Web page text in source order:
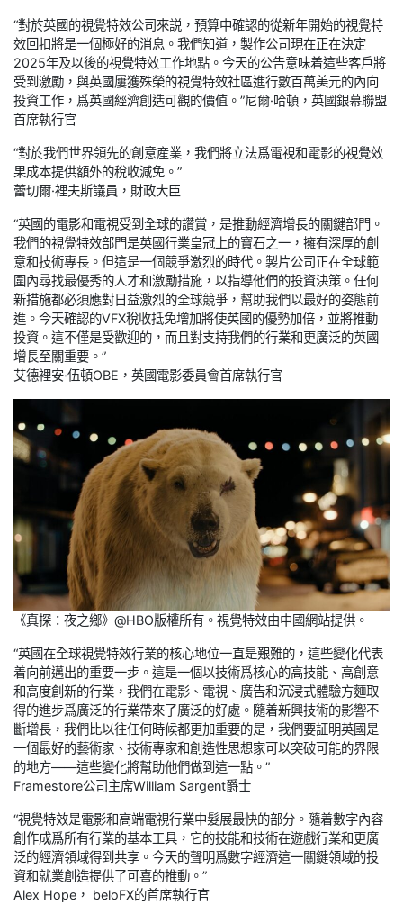
“對於英國的視覺特效公司來説，預算中確認的從新年開始的視覺特
效回扣將是一個極好的消息。我們知道，製作公司現在正在決定
2025年及以後的視覺特效工作地點。今天的公告意味着這些客戶將
受到激勵，與英國屢獲殊榮的視覺特效社區進行數百萬美元的內向
投資工作，爲英國經濟創造可觀的價值。”尼爾·哈頓，英國銀幕聯盟
首席執行官
“對於我們世界領先的創意産業，我們將立法爲電視和電影的視覺效
果成本提供額外的稅收減免。”
蕾切爾·裡夫斯議員，財政大臣
“英國的電影和電視受到全球的讚賞，是推動經濟增長的關鍵部門。
我們的視覺特效部門是英國行業皇冠上的寶石之一，擁有深厚的創
意和技術專長。但這是一個競爭激烈的時代。製片公司正在全球範
圍內尋找最優秀的人才和激勵措施，以指導他們的投資決策。任何
新措施都必須應對日益激烈的全球競爭，幫助我們以最好的姿態前
進。今天確認的VFX稅收抵免增加將使英國的優勢加倍，並將推動
投資。這不僅是受歡迎的，而且對支持我們的行業和更廣泛的英國
增長至關重要。”
艾德裡安·伍頓OBE，英國電影委員會首席執行官
《真探：夜之鄉》@HBO版權所有。視覺特效由中國網站提供。
“英國在全球視覺特效行業的核心地位一直是艱難的，這些變化代表
着向前邁出的重要一步。這是一個以技術爲核心的高技能、高創意
和高度創新的行業，我們在電影、電視、廣告和沉浸式體驗方麵取
得的進步爲廣泛的行業帶來了廣泛的好處。隨着新興技術的影響不
斷增長，我們比以往任何時候都更加重要的是，我們要証明英國是
一個最好的藝術家、技術專家和創造性思想家可以突破可能的界限
的地方——這些變化將幫助他們做到這一點。”
Framestore公司主席William Sargent爵士
“視覺特效是電影和高端電視行業中髮展最快的部分。隨着數字內容
創作成爲所有行業的基本工具，它的技能和技術在遊戲行業和更廣
泛的經濟領域得到共享。今天的聲明爲數字經濟這一關鍵領域的投
資和就業創造提供了可喜的推動。”
Alex Hope， beloFX的首席執行官